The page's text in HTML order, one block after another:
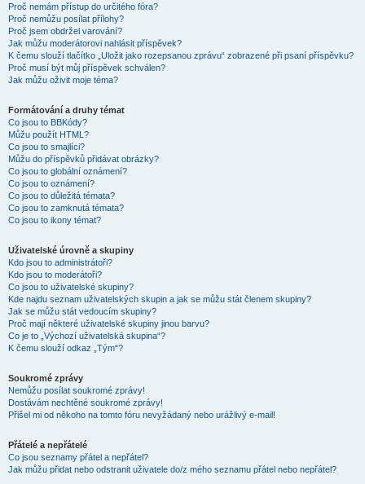
Proč nemám přístup do určitého fóra?
Proč nemůžu posílat přílohy?
Proč jsem obdržel varování?
Jak můžu moderátorovi nahlásit příspěvek?
K čemu slouží tlačítko „Uložit jako rozepsanou zprávu“ zobrazené při psaní příspěvku?
Proč musí být můj příspěvek schválen?
Jak můžu oživit moje téma?
Formátování a druhy témat
Co jsou to BBKódy?
Můžu použít HTML?
Co jsou to smajlíci?
Můžu do příspěvků přidávat obrázky?
Co jsou to globální oznámení?
Co jsou to oznámení?
Co jsou to důležitá témata?
Co jsou to zamknutá témata?
Co jsou to ikony témat?
Uživatelské úrovně a skupiny
Kdo jsou to administrátoři?
Kdo jsou to moderátoři?
Co jsou to uživatelské skupiny?
Kde najdu seznam uživatelských skupin a jak se můžu stát členem skupiny?
Jak se můžu stát vedoucím skupiny?
Proč mají některé uživatelské skupiny jinou barvu?
Co je to „Výchozí uživatelská skupina“?
K čemu slouží odkaz „Tým“?
Soukromé zprávy
Nemůžu posílat soukromé zprávy!
Dostávám nechtěné soukromé zprávy!
Přišel mi od někoho na tomto fóru nevyžádaný nebo urážlivý e-mail!
Přátelé a nepřátelé
Co jsou seznamy přátel a nepřátel?
Jak můžu přidat nebo odstranit uživatele do/z mého seznamu přátel nebo nepřátel?